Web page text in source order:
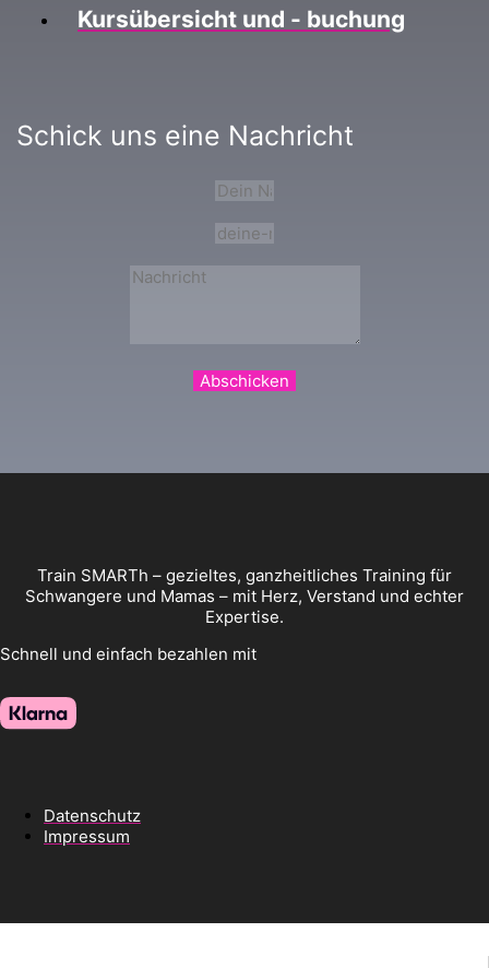
Kursübersicht und - buchung
Schick uns eine Nachricht
Abschicken
Train SMARTh – gezieltes, ganzheitliches Training für
Schwangere und Mamas – mit Herz, Verstand und echter
Expertise.
Schnell und einfach bezahlen mit
Datenschutz
Impressum